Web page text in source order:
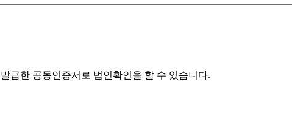
급한 공동인증서로 법인확인을 할 수 있습니다.